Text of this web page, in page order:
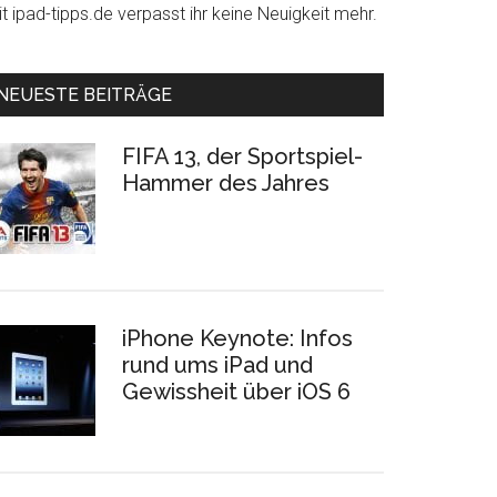
ipad-tipps.de verpasst ihr keine Neuigkeit mehr.
BEITRÄGE
FIFA 13, der Sportspiel-
Hammer des Jahres
iPhone Keynote: Infos
rund ums iPad und
Gewissheit über iOS 6